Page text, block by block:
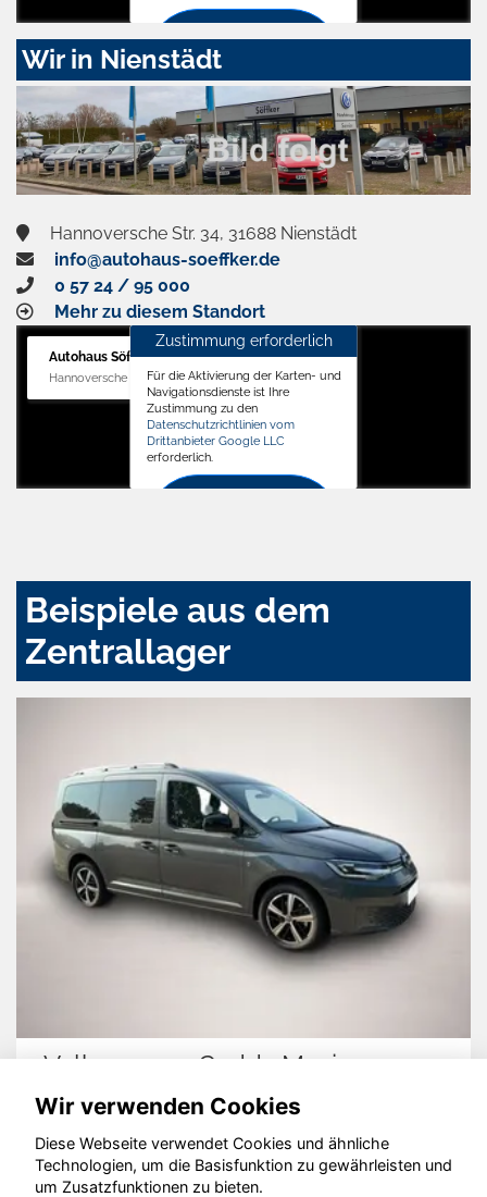
Zustimmen
aktivieren
Wir in Nienstädt
Hannoversche Str. 34, 31688 Nienstädt
info@autohaus-soeffker.de
0 57 24 / 95 000
Mehr zu diesem Standort
Autohaus Söffker GmbH
Hannoversche Str. 34, 31688 Nienstädt
Zustimmung erforderlich
Für die Aktivierung der Karten- und
Navigationsdienste ist Ihre
Zustimmung zu den
Datenschutzrichtlinien vom
Drittanbieter Google LLC
erforderlich.
Beispiele aus dem
Zentrallager
Volkswagen Caddy Maxi
© konjunkturmotor.de GmbH 2020 - 2026
Wir verwenden Cookies
Diese Webseite verwendet Cookies und ähnliche
Technologien, um die Basisfunktion zu gewährleisten und
um Zusatzfunktionen zu bieten.